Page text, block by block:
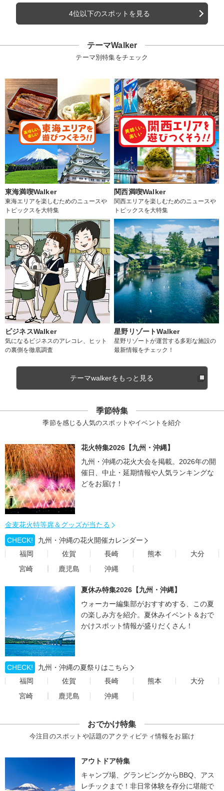
4位以下のスポットを見る
テーマWalker
テーマ別特集をチェック
東海満喫Walker
東海エリアを楽しむためのニュースや
トピックスを大特集
関西満喫Walker
関西エリアを楽しむためのニュースや
トピックスを大特集
ビジネスWalker
気になるビジネスのアレコレ、ヒット
の裏側を徹底調査
星野リゾートWalker
星野リゾートが運営する多彩な施設の
最新情報をチェック！
テーマwalkerをもっと見る
季節特集
季節を感じる人気のスポットやイベントを紹介
花火特集2026【九州・沖縄】
九州・沖縄の花火大会を掲載。2026年の開
催日、中止・延期情報や人気ランキングな
どをお届け！
金麦花火特等席＆グッズが当たる
CHECK!
九州・沖縄の花火開催カレンダー
福岡
佐賀 長崎 熊本
大分
宮崎
鹿児島 沖縄
夏休み特集2026【九州・沖縄】
ウォーカー編集部がおすすめする、この夏
の楽しみ方を紹介。夏休みイベント＆おで
かけスポット情報が盛りだくさん！
CHECK!
九州・沖縄の夏祭りはこちら
福岡
佐賀 長崎 熊本
大分
宮崎
鹿児島 沖縄
おでかけ特集
今注目のスポットや話題のアクティビティ情報をお届け
アウトドア特集
キャンプ場、グランピングからBBQ、アス
レチックまで！非日常体験を存分に堪能で